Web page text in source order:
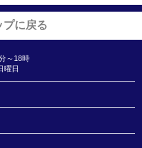
プに戻る
～18時
曜日